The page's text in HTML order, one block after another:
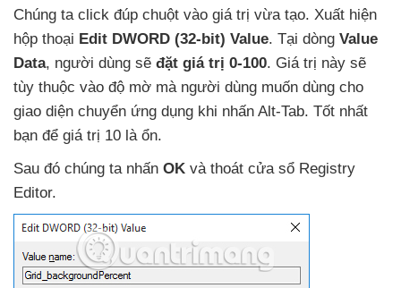
Chúng ta click đúp chuột vào giá trị vừa tạo. Xuất hiện
hộp thoại Edit DWORD (32-bit) Value. Tại dòng Value
Data, người dùng sẽ đặt giá trị 0-100. Giá trị này sẽ
tùy thuộc vào độ mờ mà người dùng muốn dùng cho
giao diện chuyển ứng dụng khi nhấn Alt-Tab. Tốt nhất
bạn để giá trị 10 là ổn.
Sau đó chúng ta nhấn OK và thoát cửa sổ Registry
Editor.